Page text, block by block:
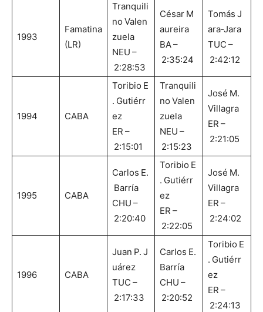
1993
Famatina
(LR)
Tranquili
no Valen
zuela
NEU –
2:28:53
César M
aureira
BA –
2:35:24
Tomás J
ara‑Jara
TUC –
2:42:12
1994 CABA
Toribio E
. Gutiérr
ez
ER –
2:15:01
Tranquili
no Valen
zuela
NEU –
2:15:23
José M.
Villagra
ER –
2:21:05
1995 CABA
Carlos E.
Barría
CHU –
2:20:40
Toribio E
. Gutiérr
ez
ER –
2:22:05
José M.
Villagra
ER –
2:24:02
1996 CABA
Juan P. J
uárez
TUC –
2:17:33
Carlos E.
Barría
CHU –
2:20:52
Toribio E
. Gutiérr
ez
ER –
2:24:13